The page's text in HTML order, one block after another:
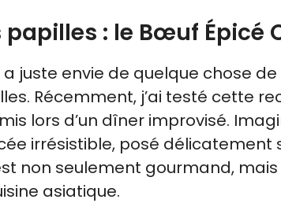
: le Bœuf Épicé
a juste envie de quelque chose
Récemment, j’ai testé cette
lors d’un dîner improvisé.
irrésistible, posé délicatement
non seulement gourmand,
asiatique.